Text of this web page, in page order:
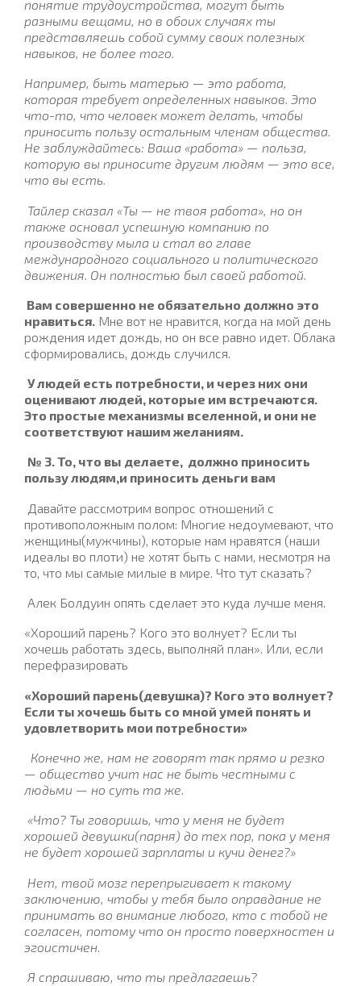
понятие трудоустройства, могут быть
разными вещами, но в обоих случаях ты
представляешь собой сумму своих полезных
навыков, не более того.
Например, быть матерью — это работа,
которая требует определенных навыков. Это
что-то, что человек может делать, чтобы
приносить пользу остальным членам общества.
Не заблуждайтесь: Ваша «работа» — польза,
которую вы приносите другим людям — это все,
что вы есть.
Тайлер сказал «Ты — не твоя работа», но он
также основал успешную компанию по
производству мыла и стал во главе
международного социального и политического
движения. Он полностью был своей работой.
Вам совершенно не обязательно должно это
нравиться. Мне вот не нравится, когда на мой день
рождения идет дождь, но он все равно идет. Облака
сформировались, дождь случился.
У людей есть потребности, и через них они
оценивают людей, которые им встречаются.
Это простые механизмы вселенной, и они не
соответствуют нашим желаниям.
№ 3. То, что вы делаете, должно приносить
пользу людям,и приносить деньги вам
Давайте рассмотрим вопрос отношений с
противоположным полом: Многие недоумевают, что
женщины(мужчины), которые нам нравятся (наши
идеалы во плоти) не хотят быть с нами, несмотря на
то, что мы самые милые в мире. Что тут сказать?
Алек Болдуин опять сделает это куда лучше меня.
«Хороший парень? Кого это волнует? Если ты
хочешь работать здесь, выполняй план». Или, если
перефразировать
«Хороший парень(девушка)? Кого это волнует?
Если ты хочешь быть со мной умей понять и
удовлетворить мои потребности»
Конечно же, нам не говорят так прямо и резко
— общество учит нас не быть честными с
людьми — но суть та же.
«Что? Ты говоришь, что у меня не будет
хорошей девушки(парня) до тех пор, пока у меня
не будет хорошей зарплаты и кучи денег?»
Нет, твой мозг перепрыгивает к такому
заключению, чтобы у тебя было оправдание не
принимать во внимание любого, кто с тобой не
согласен, потому что он просто поверхностен и
эгоистичен
Я спрашиваю, что ты предлагаешь?